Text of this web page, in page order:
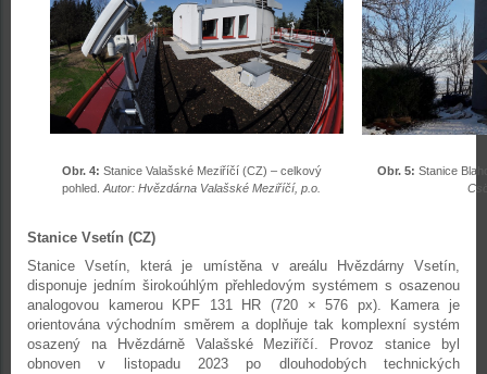
Obr. 4: Stanice Valašské Meziříčí (CZ) – celkový
pohled. Autor: Hvězdárna Valašské Meziříčí, p.o.
Obr. 5: Stanice
Stanice Vsetín (CZ)
Stanice Vsetín, která je umístěna v areálu Hvězdárny Vsetín,
disponuje jedním širokoúhlým přehledovým systémem s osazenou
analogovou kamerou KPF 131 HR (720 × 576 px). Kamera je
orientována východním směrem a doplňuje tak komplexní systém
osazený na Hvězdárně Valašské Meziříčí. Provoz stanice byl
obnoven v listopadu 2023 po dlouhodobých technických